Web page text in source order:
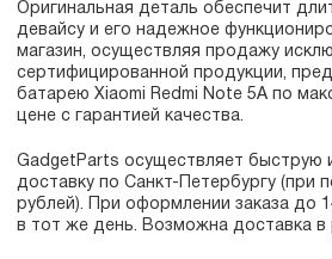
Оригинальная деталь обеспечит
девайсу и его надежное
магазин, осуществляя продажу
сертифицированной продукции,
батарею Xiaomi Redmi Note 5A по
цене с гарантией качества.
GadgetParts осуществляет быструю
доставку по Санкт-Петербургу (при
рублей). При оформлении заказа до
в тот же день. Возможна доставка в